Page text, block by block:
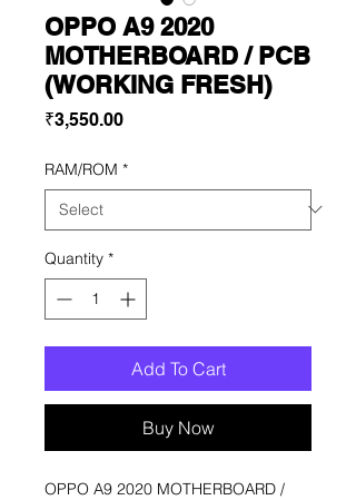
OPPO A9 2020
MOTHERBOARD / PCB
(WORKING FRESH)
₹3,550.00Price
RAM/ROM *
Quantity *
Add To Cart
Buy Now
OPPO A9 2020 MOTHERBOARD /